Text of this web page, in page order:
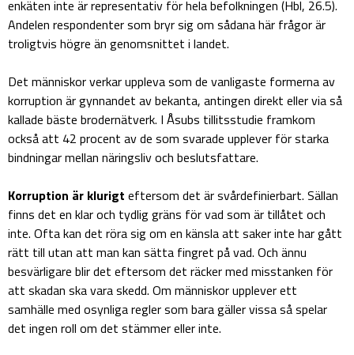
enkäten inte är representativ för hela befolkningen (Hbl, 26.5).
Andelen respondenter som bryr sig om sådana här frågor är
troligtvis högre än genomsnittet i landet.
Det människor verkar uppleva som de vanligaste formerna av
korruption är gynnandet av bekanta, antingen direkt eller via så
kallade bäste brodernätverk. I Åsubs tillitsstudie framkom
också att 42 procent av de som svarade upplever för starka
bindningar mellan näringsliv och beslutsfattare.
Korruption är klurigt eftersom det är svårdefinierbart. Sällan
finns det en klar och tydlig gräns för vad som är tillåtet och
inte. Ofta kan det röra sig om en känsla att saker inte har gått
rätt till utan att man kan sätta fingret på vad. Och ännu
besvärligare blir det eftersom det räcker med misstanken för
att skadan ska vara skedd. Om människor upplever ett
samhälle med osynliga regler som bara gäller vissa så spelar
det ingen roll om det stämmer eller inte.